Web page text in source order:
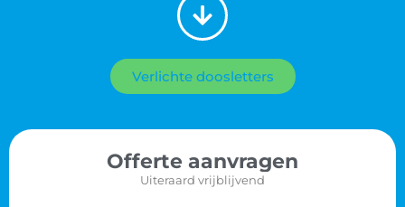
Verlichte doosletters
Offerte aanvragen
Uiteraard vrijblijvend